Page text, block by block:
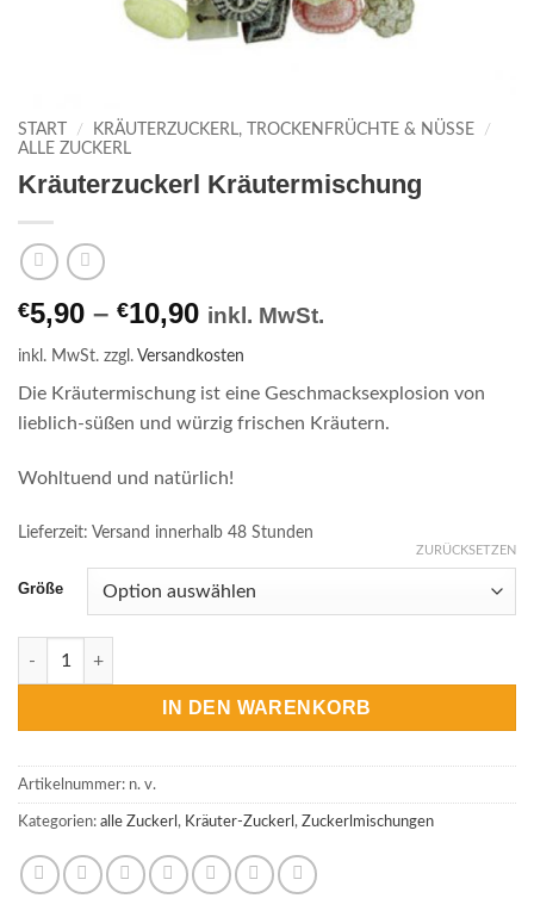
START / KRÄUTERZUCKERL, TROCKENFRÜCHTE & NÜSSE
/
ALLE ZUCKERL
Kräuterzuckerl Kräutermischung
€5,90 – €10,90 inkl. MwSt.
inkl. MwSt. zzgl. Versandkosten
Die Kräutermischung ist eine Geschmacksexplosion von
lieblich-süßen und würzig frischen Kräutern.
Wohltuend und natürlich!
Lieferzeit: Versand innerhalb 48 Stunden
Größe
ZURÜCKSETZEN
IN DEN WARENKORB
Artikelnummer: n. v.
Kategorien: alle Zuckerl , Kräuter-Zuckerl , Zuckerlmischungen